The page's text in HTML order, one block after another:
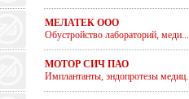
МЕЛАТЕК ООО
Обустройство лабораторий, меди...
МОТОР СИЧ ПАО
Имплантанты, эндопротезы